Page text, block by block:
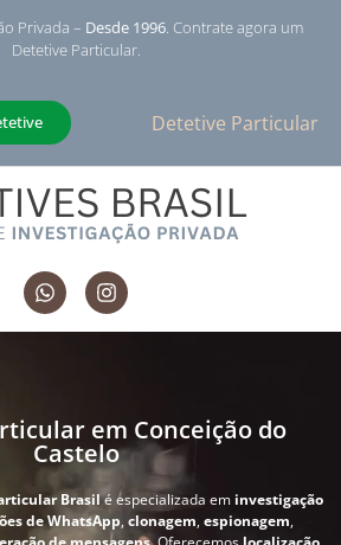
Privada – Desde 1996. Contrate agora um
Detetive Particular.
Detetive Particular
em Conceição do
Castelo
Brasilé especializada em investigação
de WhatsApp,clonagem,espionagem,